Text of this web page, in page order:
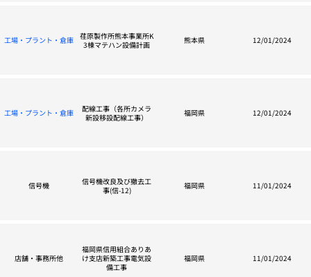
工場・プラント・倉庫 荏原製作所熊本事業所K
3棟マテハン設備計画
熊本県 12/01/2024
工場・プラント・倉庫
配線工事（各所カメラ
新設移設配線工事）
福岡県 12/01/2024
信号機
信号機改良及び撤去工
事(信-12)
福岡県 11/01/2024
店舗・事務所他
福岡県信用組合ありあ
け支店新築工事電気設
備工事
福岡県 11/01/2024